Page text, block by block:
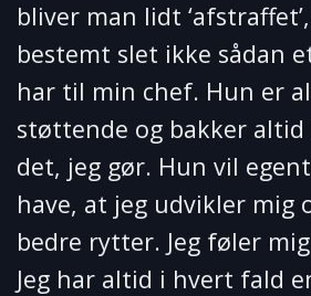
bliver man lidt
bestemt slet ikke sådan
har til min chef. Hun er
støttende og bakker
det, jeg gør. Hun vil
have, at jeg udvikler mig
bedre rytter. Jeg føler
Jeg har altid i hvert fald